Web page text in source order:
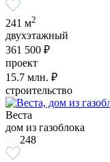
241 м2
двухэтажный
361 500 ₽
проект
15.7 млн. ₽
строительство
Веста
дом из газоблока
248